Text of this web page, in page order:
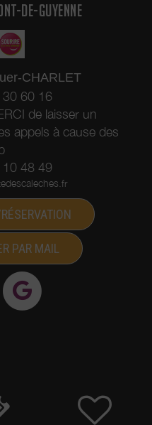
DE-GUYENNE
CHARLET
60 16
de laisser un
appels à cause des
48 49
PAR MAIL